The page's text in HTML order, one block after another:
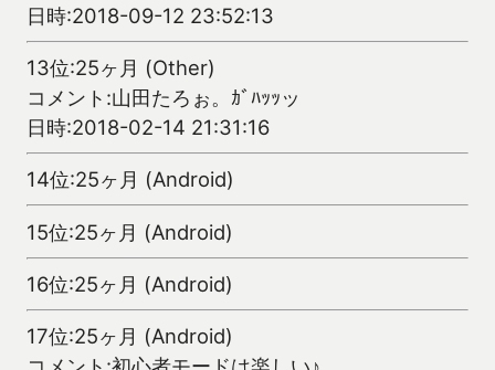
日時:2018-09-12 23:52:13
13位:25ヶ月 (Other)
コメント:山田たろぉ。ｶﾞﾊｯｯッ
日時:2018-02-14 21:31:16
14位:25ヶ月 (Android)
15位:25ヶ月 (Android)
16位:25ヶ月 (Android)
17位:25ヶ月 (Android)